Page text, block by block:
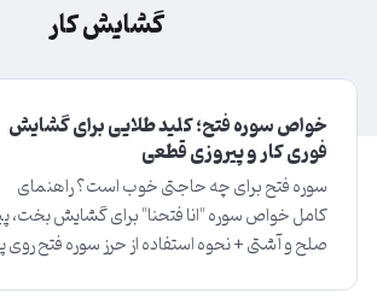
گشایش کار
خواص سوره فتح؛ کلید طلایی برای گشایش
فوری کار و پیروزی قطعی
سوره فتح برای چه حاجتی خوب است؟ راهنمای
کامل خواص سوره "انا فتحنا" برای گشایش بخت،
صلح و آشتی + نحوه استفاده از حرز سوره فتح